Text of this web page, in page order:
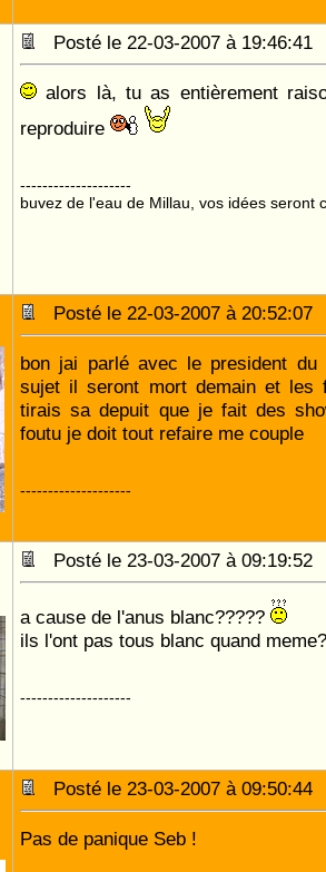
Posté le 22-03-2007 à
alors là, tu as entièrement
reproduire
--------------------
buvez de l'eau de Millau, vos idées seront
Posté le 22-03-2007 à
bon jai parlé avec le president
sujet il seront mort demain et les
tirais sa depuit que je fait des
foutu je doit tout refaire me couple
--------------------
Posté le 23-03-2007 à
a cause de l'anus blanc?????
ils l'ont pas tous blanc quand meme?
--------------------
Posté le 23-03-2007 à
Pas de panique Seb !